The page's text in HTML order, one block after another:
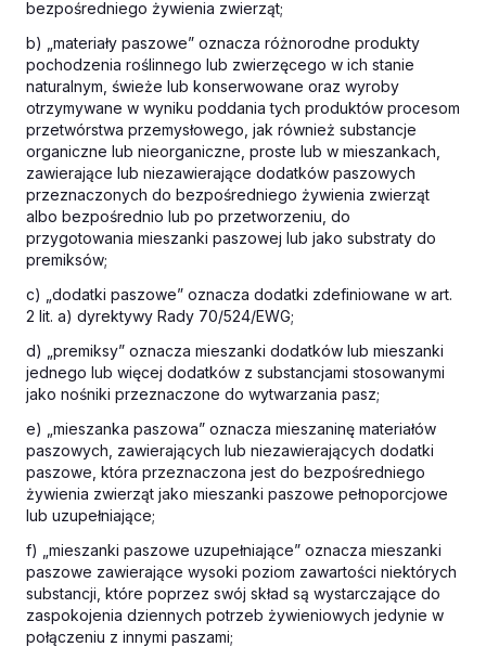
bezpośredniego żywienia zwierząt;
b) „materiały paszowe” oznacza różnorodne produkty
pochodzenia roślinnego lub zwierzęcego w ich stanie
naturalnym, świeże lub konserwowane oraz wyroby
otrzymywane w wyniku poddania tych produktów procesom
przetwórstwa przemysłowego, jak również substancje
organiczne lub nieorganiczne, proste lub w mieszankach,
zawierające lub niezawierające dodatków paszowych
przeznaczonych do bezpośredniego żywienia zwierząt
albo bezpośrednio lub po przetworzeniu, do
przygotowania mieszanki paszowej lub jako substraty do
premiksów;
c) „dodatki paszowe” oznacza dodatki zdefiniowane w art.
2 lit. a) dyrektywy Rady 70/524/EWG;
d) „premiksy” oznacza mieszanki dodatków lub mieszanki
jednego lub więcej dodatków z substancjami stosowanymi
jako nośniki przeznaczone do wytwarzania pasz;
e) „mieszanka paszowa” oznacza mieszaninę materiałów
paszowych, zawierających lub niezawierających dodatki
paszowe, która przeznaczona jest do bezpośredniego
żywienia zwierząt jako mieszanki paszowe pełnoporcjowe
lub uzupełniające;
f) „mieszanki paszowe uzupełniające” oznacza mieszanki
paszowe zawierające wysoki poziom zawartości niektórych
substancji, które poprzez swój skład są wystarczające do
zaspokojenia dziennych potrzeb żywieniowych jedynie w
połączeniu z innymi paszami;